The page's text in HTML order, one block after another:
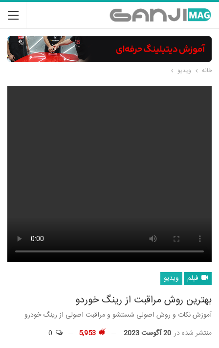
خانه ویدیو
فیلم ویدیو
بهترین روش مراقبت از رینگ خوردو
آموزش نکات و روش اصولی شستشو و مراقبت اصولی از رینگ خودرو
منتشر شده در 20 آگوست 2023